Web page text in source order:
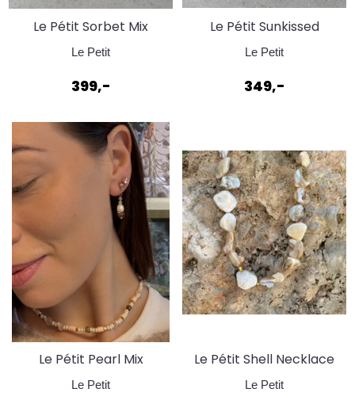
Le Pétit Sorbet Mix
Bracelet Rosa
Le Petit
399,-
Le Pétit Sunkissed
Bracelet
Le Petit
349,-
Le Pétit Pearl Mix
øredobber
Le Petit
Le Pétit Shell Necklace
Le Petit